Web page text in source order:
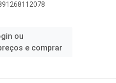
ou
e comprar